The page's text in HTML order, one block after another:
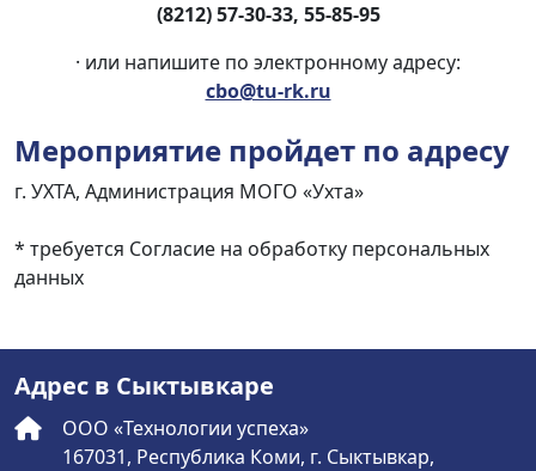
(8212) 57-30-33, 55-85-95
· или напишите по электронному адресу:
cbo@tu-rk.ru
Мероприятие пройдет по адресу
г. УХТА, Администрация МОГО «Ухта»
* требуется Согласие на обработку персональных
данных
Адрес в Сыктывкаре
ООО «Технологии успеха»
167031, Республика Коми, г. Сыктывкар,